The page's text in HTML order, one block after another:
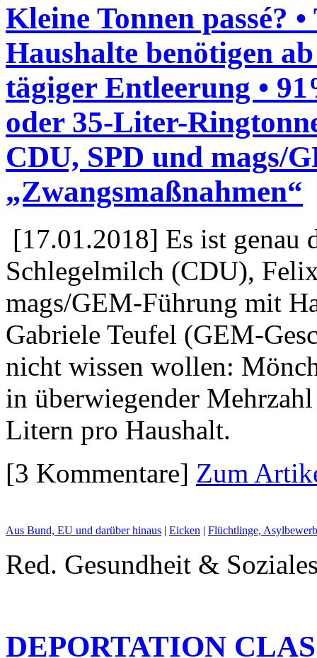
Kleine Tonnen passé?
Haushalte benötigen
tägiger Entleerung •
oder 35-Liter-
CDU, SPD und mags/
„Zwangsmaßnahmen“
[17.01.2018] Es ist genau
Schlegelmilch (CDU),
mags/GEM-Führung mit
Gabriele Teufel (GEM-
nicht wissen wollen:
in überwiegender
Litern pro Haushalt.
[3 Kommentare] Zum
Aus Bund, EU und darüber hinaus | Eicken | Flüchtlinge,
Red. Gesundheit &
DEPORTATION